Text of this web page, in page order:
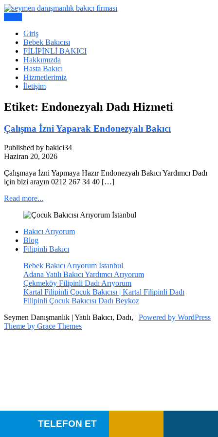
Skip
Seymen Danışmanlık | Yatılı
Bakıcı, Dadı,
Giriş
Bebek Bakıcısı
FİLİPİNLİ BAKICI
Hakkımızda
Hasta Bakıcı
Hizmetlerimiz
İletişim
Etiket: Endonezyalı Dadı Hizmeti
Çalışma İzni Yaparak Endonezyalı Bakıcı
Published by bakici34
Haziran 20, 2026
Çalışmaya İzni Yapmaya Hazır Endonezyalı Bakıcı Yardımcı Dadı
için bizi arayın 0212 267 34 40 […]
Read more...
Bakıcı Arıyorum
Blog
Filipinli Bakıcı
Bebek Bakıcı Arıyorum İstanbul
Adana Yatılı Bakıcı Yardımcı Arıyorum
Çekmeköy Filipinli Dadı Arıyorum
Kartal Filipinli Çocuk Bakıcısı | Kartal Filipinli Dadı
Filipinli Çocuk Bakıcısı Dadı Beykoz
Seymen Danışmanlık | Yatılı Bakıcı, Dadı, | Powered by WordPress
Theme by Grace Themes
TELEFON ET